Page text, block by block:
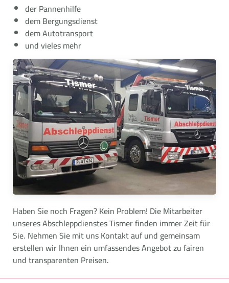
der Pannenhilfe
dem Bergungsdienst
dem Autotransport
und vieles mehr
Haben Sie noch Fragen? Kein Problem! Die Mitarbeiter
unseres Abschleppdienstes Tismer finden immer Zeit für
Sie. Nehmen Sie mit uns Kontakt auf und gemeinsam
erstellen wir Ihnen ein umfassendes Angebot zu fairen
und transparenten Preisen.